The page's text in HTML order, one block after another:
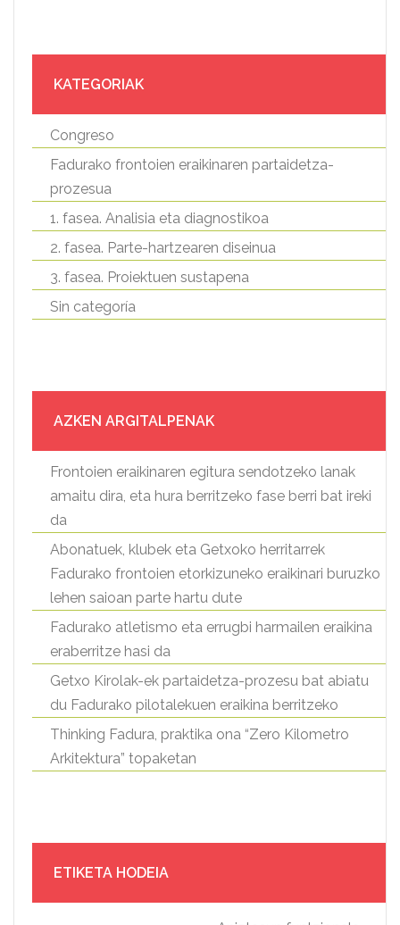
KATEGORIAK
Congreso
Fadurako frontoien eraikinaren partaidetza-
prozesua
1. fasea. Analisia eta diagnostikoa
2. fasea. Parte-hartzearen diseinua
3. fasea. Proiektuen sustapena
Sin categoría
AZKEN ARGITALPENAK
Frontoien eraikinaren egitura sendotzeko lanak
amaitu dira, eta hura berritzeko fase berri bat ireki
da
Abonatuek, klubek eta Getxoko herritarrek
Fadurako frontoien etorkizuneko eraikinari buruzko
lehen saioan parte hartu dute
Fadurako atletismo eta errugbi harmailen eraikina
eraberritze hasi da
Getxo Kirolak-ek partaidetza-prozesu bat abiatu
du Fadurako pilotalekuen eraikina berritzeko
Thinking Fadura, praktika ona “Zero Kilometro
Arkitektura” topaketan
ETIKETA HODEIA